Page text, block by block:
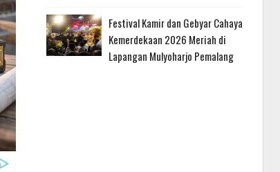
Festival Kamir dan Gebyar Cahaya
Kemerdekaan 2026 Meriah di
Lapangan Mulyoharjo Pemalang